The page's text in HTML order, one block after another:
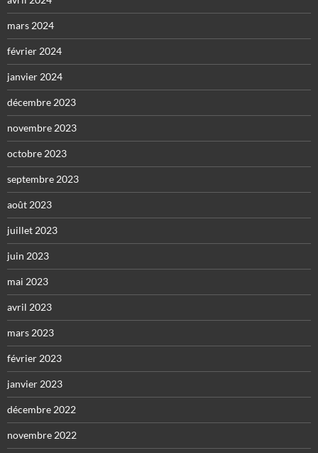
mars 2024
février 2024
janvier 2024
décembre 2023
novembre 2023
octobre 2023
septembre 2023
août 2023
juillet 2023
juin 2023
mai 2023
avril 2023
mars 2023
février 2023
janvier 2023
décembre 2022
novembre 2022